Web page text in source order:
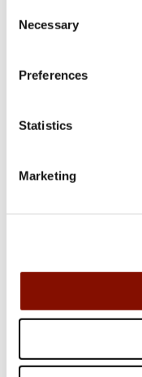
Selection
Necessary
Preferences
Statistics
Marketing
T3x Hunter
Från 21 399 kr